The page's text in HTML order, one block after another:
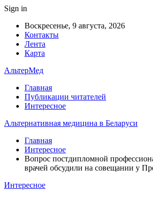
Sign in
Воскресенье, 9 августа, 2026
Контакты
Лента
Карта
АльтерМед
Главная
Публикации читателей
Интересное
Альтернативная медицина в Беларуси
Главная
Интересное
Вопрос постдипломной
врачей обсудили на совещании у
Интересное